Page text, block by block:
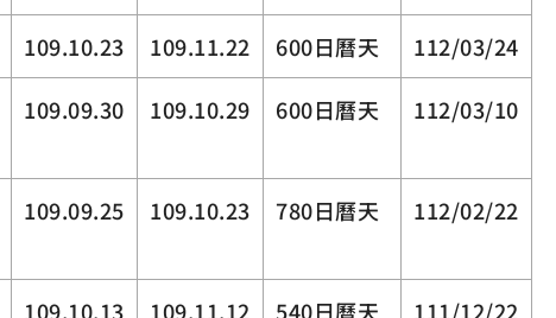
109.10.23 109.11.22 600日曆天 112/03/24
109.09.30 109.10.29 600日曆天 112/03/10
109.09.25 109.10.23 780日曆天 112/02/22
109.10.13 109.11.12 540日曆天 111/12/22